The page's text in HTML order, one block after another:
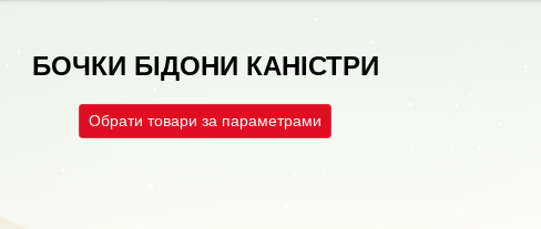
БОЧКИ БІДОНИ КАНІСТРИ
Обрати товари за параметрами